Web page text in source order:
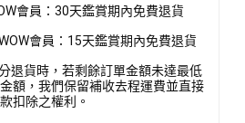
會員：30天鑑賞期內免費退貨
會員：15天鑑賞期內免費退貨
退貨時，若剩餘訂單金額未達最低
額，我們保留補收去程運費並直接
扣除之權利。